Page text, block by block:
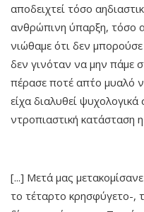
αποδειχτεί τόσο
ανθρώπινη ύπαρξη, τόσο
νιώθαμε ότι δεν
δεν γινόταν να μην πάμε
πέρασε ποτέ απ΄το μυαλό
είχα διαλυθεί
ντροπιαστική κατάσταση
[...] Μετά μας
το τέταρτο κρησφύγετο-,